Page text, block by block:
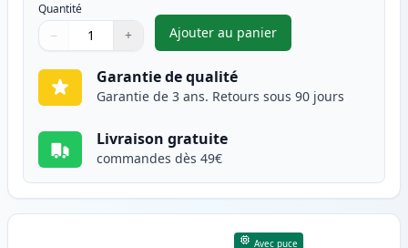
Quantité
Quantité
Utilisez les boutons pour ajuster
− +
Quantité
Ajouter au panier
,Canon CLI-8C cartouche
Garantie de qualité
Garantie de 3 ans. Retours sous 90 jours
Livraison gratuite
commandes dès 49€
Avec puce